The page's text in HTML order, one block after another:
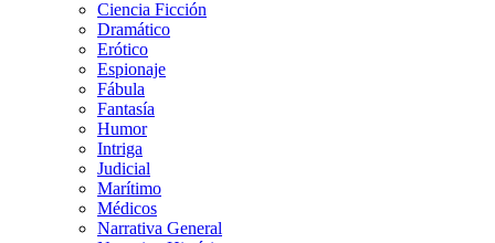
Ciencia Ficción
Dramático
Erótico
Espionaje
Fábula
Fantasía
Humor
Intriga
Judicial
Marítimo
Médicos
Narrativa General